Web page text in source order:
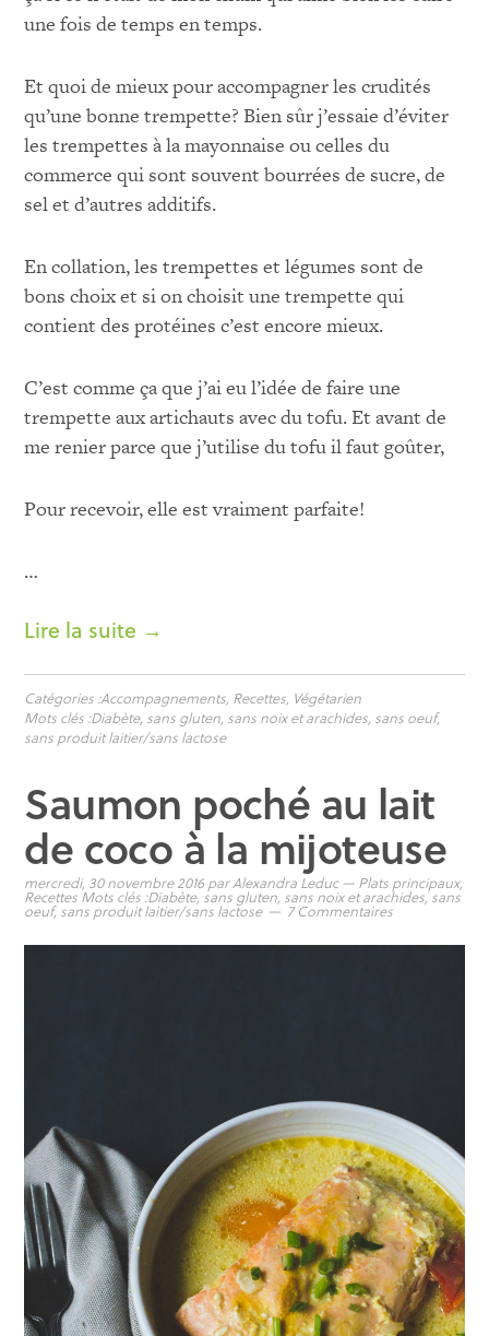
une fois de temps en temps.
Et quoi de mieux pour accompagner les crudités
qu’une bonne trempette? Bien sûr j’essaie d’éviter
les trempettes à la mayonnaise ou celles du
commerce qui sont souvent bourrées de sucre, de
sel et d’autres additifs.
En collation, les trempettes et légumes sont de
bons choix et si on choisit une trempette qui
contient des protéines c’est encore mieux.
C’est comme ça que j’ai eu l’idée de faire une
trempette aux artichauts avec du tofu. Et avant de
me renier parce que j’utilise du tofu il faut goûter,
Pour recevoir, elle est vraiment parfaite!
…
Lire la suite →
Catégories :Accompagnements, Recettes, Végétarien
Mots clés :Diabète, sans gluten, sans noix et arachides, sans oeuf,
sans produit laitier/sans lactose
Saumon poché au lait
de coco à la mijoteuse
mercredi, 30 novembre 2016 parAlexandra Leduc — Plats principaux,
Recettes Mots clés :Diabète, sans gluten, sans noix et arachides,sans
oeuf, sans produit laitier/sans lactose 7 Commentaires